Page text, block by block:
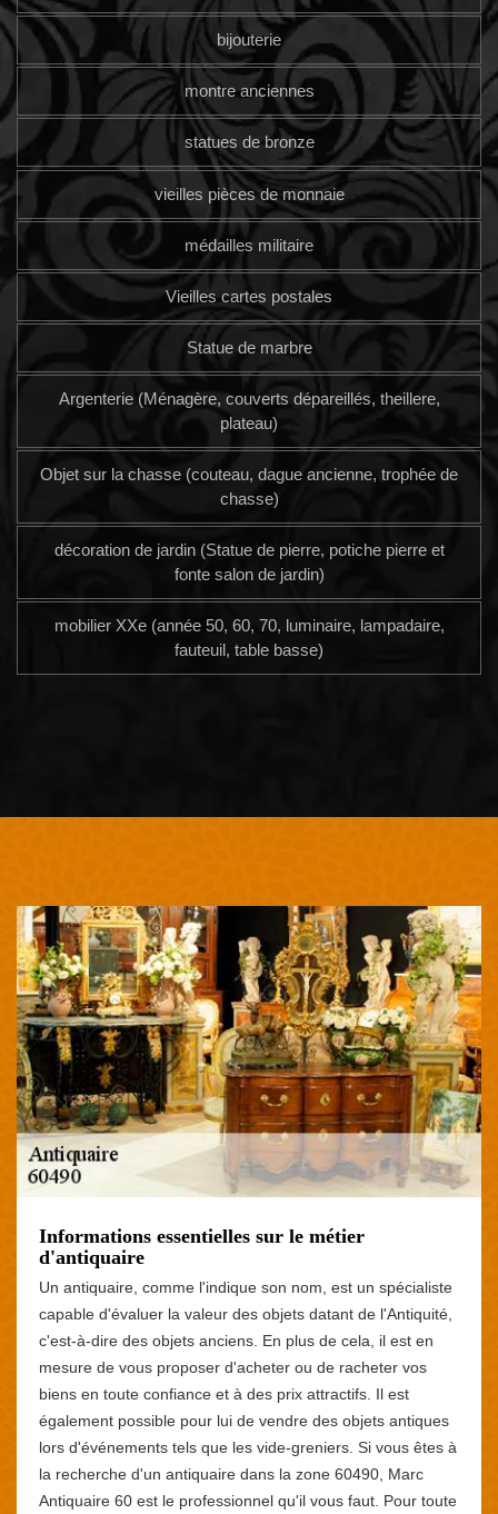
bijouterie
montre anciennes
statues de bronze
vieilles pièces de monnaie
médailles militaire
Vieilles cartes postales
Statue de marbre
Argenterie (Ménagère, couverts dépareillés, theillere,
plateau)
Objet sur la chasse (couteau, dague ancienne, trophée de
chasse)
décoration de jardin (Statue de pierre, potiche pierre et
fonte salon de jardin)
mobilier XXe (année 50, 60, 70, luminaire, lampadaire,
fauteuil, table basse)
Informations essentielles sur le métier
d'antiquaire
Un antiquaire, comme l'indique son nom, est un spécialiste
capable d'évaluer la valeur des objets datant de l'Antiquité,
c'est-à-dire des objets anciens. En plus de cela, il est en
mesure de vous proposer d'acheter ou de racheter vos
biens en toute confiance et à des prix attractifs. Il est
également possible pour lui de vendre des objets antiques
lors d'événements tels que les vide-greniers. Si vous êtes à
la recherche d'un antiquaire dans la zone 60490, Marc
Antiquaire 60 est le professionnel qu'il vous faut. Pour toute